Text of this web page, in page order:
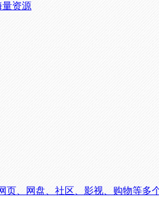
量资源
、网盘、社区、影视、购物等多